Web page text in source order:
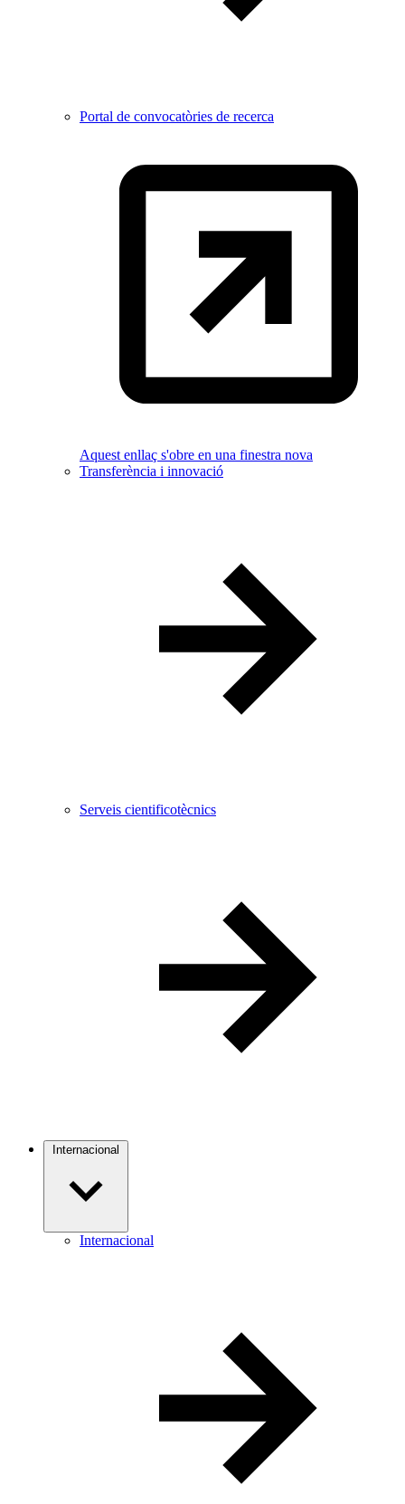
Portal de convocatòries de recerca
Aquest enllaç s'obre en una finestra nova
Transferència i innovació
Serveis cientificotècnics
Internacional
Internacional